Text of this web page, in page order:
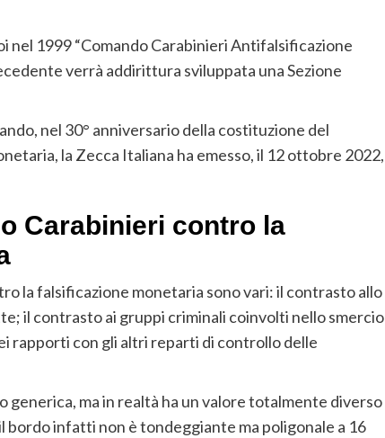
nel 1999 “Comando Carabinieri Antifalsificazione
verrà addirittura sviluppata una Sezione
nel 30° anniversario della costituzione del
la Zecca Italiana ha emesso, il 12 ottobre 2022,
Carabinieri contro la
la falsificazione monetaria sono vari: il contrasto allo
il contrasto ai gruppi criminali coinvolti nello smercio
rapporti con gli altri reparti di controllo delle
generica, ma in realtà ha un valore totalmente diverso
infatti non è tondeggiante ma poligonale a 16